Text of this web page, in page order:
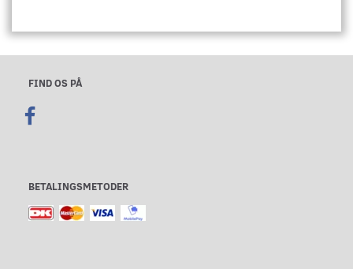
FIND OS PÅ
BETALINGSMETODER